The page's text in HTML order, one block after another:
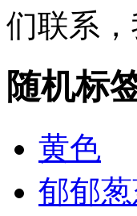
们联系，
随机标
黄色
郁郁